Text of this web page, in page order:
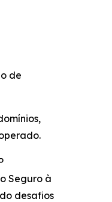
de
Seguro à
desafios